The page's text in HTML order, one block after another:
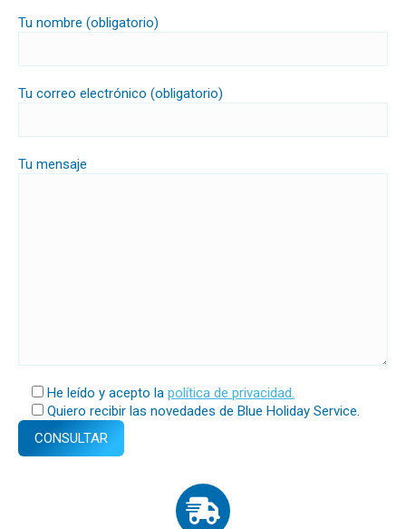
Tu nombre (obligatorio)
Tu correo electrónico (obligatorio)
Tu mensaje
He leído y acepto la política de privacidad.
Quiero recibir las novedades de Blue Holiday Service.